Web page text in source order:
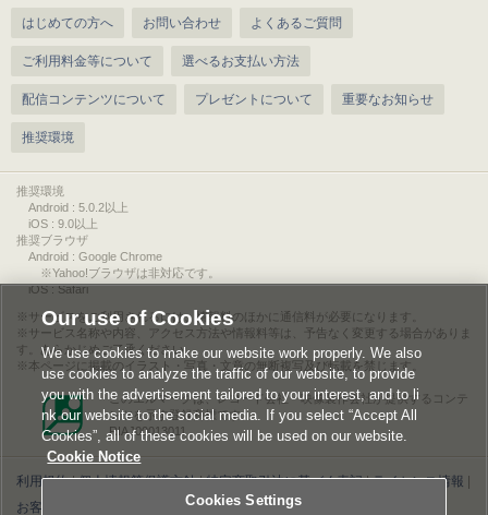
はじめての方へ お問い合わせ よくあるご質問
ご利用料金等について 選べるお支払い方法
配信コンテンツについて プレゼントについて 重要なお知らせ
推奨環境
推奨環境
Android : 5.0.2以上
iOS : 9.0以上
推奨ブラウザ
Android : Google Chrome
※Yahoo!ブラウザは非対応です。
iOS : Safari
サービスをご利用されるには、情報料のほかに通信料が必要になります。
サービス名称や内容、アクセス方法や情報料等は、予告なく変更する場合がありま
す。あらかじめご了承ください。
本ページに掲載のイラスト・写真・文章の無断複写及び転載を禁じます。
このエルマークは、レコード会社・映像製作会社が提供するコンテ
ンツを示す登録商標です。
RIAJ00013011
利用規約|個人情報等保護方針|特定商取引法に基づく表記|ライセンス情報
お客様情報の外部送信について|Cookies Settings
Our use of Cookies
We use cookies to make our website work properly. We also
use cookies to analyze the traffic of our website, to provide
you with the advertisement tailored to your interest, and to li
nk our website to the social media. If you select “Accept All
Cookies”, all of these cookies will be used on our website.
Cookie Notice
Cookies Settings